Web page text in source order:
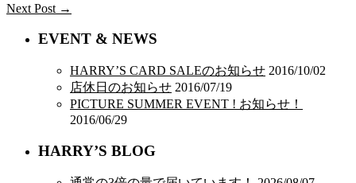
Next Post →
EVENT & NEWS
HARRY’S CARD SALEのお知らせ 2016/10/02
店休日のお知らせ 2016/07/19
PICTURE SUMMER EVENT ! お知らせ！
2016/06/29
HARRY’S BLOG